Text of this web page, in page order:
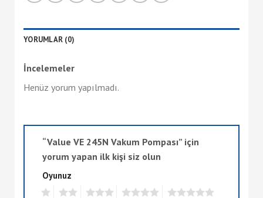
YORUMLAR (0)
İncelemeler
Henüz yorum yapılmadı.
“Value VE 245N Vakum Pompası” için
yorum yapan ilk kişi siz olun
Oyunuz